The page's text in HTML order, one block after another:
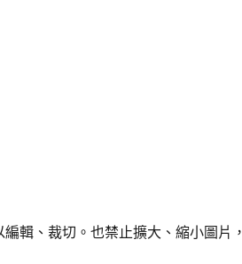
輯、裁切。也禁止擴大、縮小圖片，